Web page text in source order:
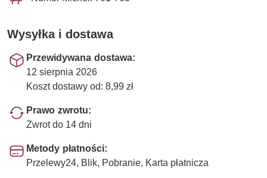
Wysyłka i dostawa
Przewidywana dostawa:
12 sierpnia 2026
Koszt dostawy od: 8,99 zł
Prawo zwrotu:
Zwrot do 14 dni
Metody płatności:
Przelewy24, Blik, Pobranie, Karta płatnicza